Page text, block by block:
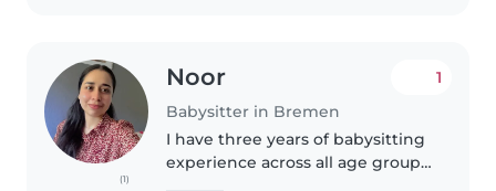
(1)
Noor
Babysitter in Bremen
1
I have three years of babysitting
experience across all age groups,